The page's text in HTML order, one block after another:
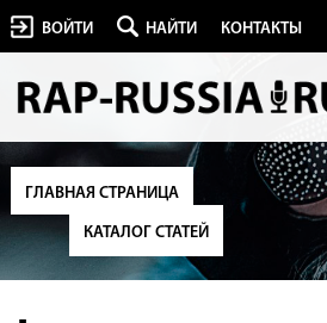
ВОЙТИ НАЙТИ КОНТАКТЫ
ГЛАВНАЯ СТРАНИЦА
КАТАЛОГ СТАТЕЙ